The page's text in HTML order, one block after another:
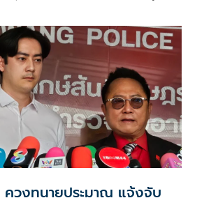
ดระยะเวลาออกไปให้ก็แล้วทุกอย่างก็ยัง
มย์ วาสนา โพสต์ตามหาของรักผ่านโซเชียล
ากษ์วิจารณ์สนั่น
วงทนายประมาณ แจ้งจับ